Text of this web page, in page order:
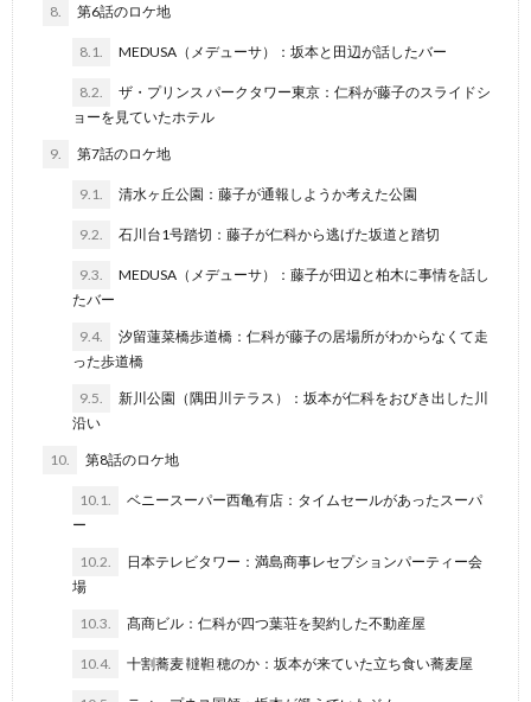
8. 第6話のロケ地
8.1. MEDUSA（メデューサ）：坂本と田辺が話したバー
8.2.
ザ・プリンス パークタワー東京：仁科が藤子のスライドシ
ョーを見ていたホテル
9. 第7話のロケ地
9.1. 清水ヶ丘公園：藤子が通報しようか考えた公園
9.2. 石川台1号踏切：藤子が仁科から逃げた坂道と踏切
9.3.
MEDUSA（メデューサ）：藤子が田辺と柏木に事情を話し
たバー
9.4.
汐留蓮菜橋歩道橋：仁科が藤子の居場所がわからなくて走
った歩道橋
9.5.
新川公園（隅田川テラス）：坂本が仁科をおびき出した川
沿い
10. 第8話のロケ地
10.1.
ベニースーパー西亀有店：タイムセールがあったスーパ
ー
10.2.
日本テレビタワー：満島商事レセプションパーティー会
場
10.3. 髙商ビル：仁科が四つ葉荘を契約した不動産屋
10.4. 十割蕎麦 韃靼 穂のか：坂本が来ていた立ち食い蕎麦屋